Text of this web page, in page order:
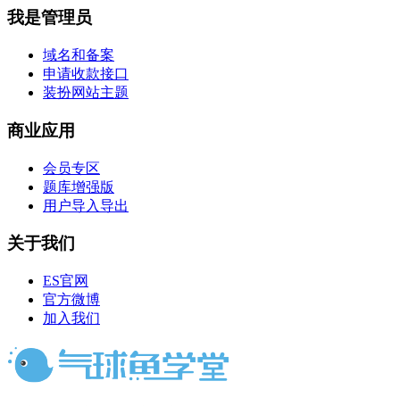
我是管理员
域名和备案
申请收款接口
装扮网站主题
商业应用
会员专区
题库增强版
用户导入导出
关于我们
ES官网
官方微博
加入我们